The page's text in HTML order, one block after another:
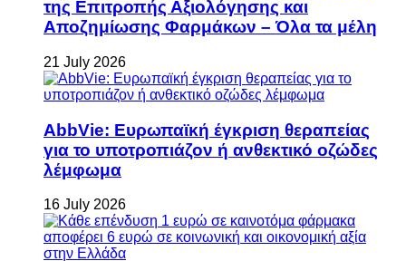
της Επιτροπής Αξιολόγησης και
Αποζημίωσης Φαρμάκων – Όλα τα μέλη
21 July 2026
AbbVie: Ευρωπαϊκή έγκριση θεραπείας
για το υποτροπιάζον ή ανθεκτικό οζώδες
λέμφωμα
16 July 2026